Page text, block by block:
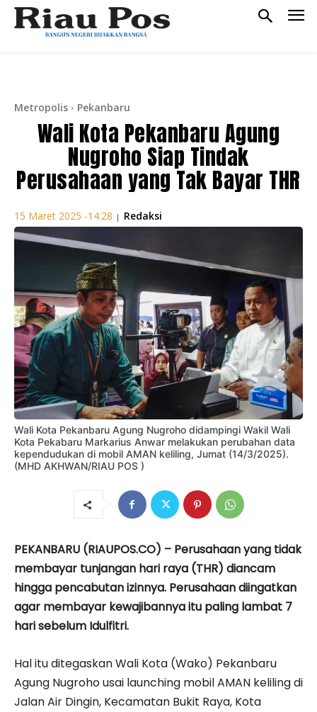
Metropolis Pekanbaru
Wali Kota Pekanbaru Agung
Nugroho Siap Tindak
Perusahaan yang Tak Bayar THR
15 Maret 2025 -14:28 | Redaksi
Wali Kota Pekanbaru Agung Nugroho didampingi Wakil Wali
Kota Pekabaru Markarius Anwar melakukan perubahan data
kependudukan di mobil AMAN keliling, Jumat (14/3/2025).
(MHD AKHWAN/RIAU POS )
PEKANBARU (RIAUPOS.CO) – Perusahaan yang tidak
membayar tunjangan hari raya (THR) diancam
hingga pencabutan izinnya. Perusahaan diingatkan
agar membayar kewajibannya itu paling lambat 7
hari sebelum Idulfitri.
Hal itu ditegaskan Wali Kota (Wako) Pekanbaru
Agung Nugroho usai launching mobil AMAN keliling di
Jalan Air Dingin, Kecamatan Bukit Raya, Kota